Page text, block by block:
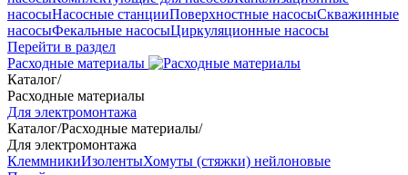
насосыНасосные станцииПоверхностные насосыСкважинные
насосыФекальные насосыЦиркуляционные насосы
Перейти в раздел
Расходные материалы
Каталог/
Расходные материалы
Для электромонтажа
Каталог/Расходные материалы/
Для электромонтажа
КлеммникиИзолентыХомуты (стяжки) нейлоновые